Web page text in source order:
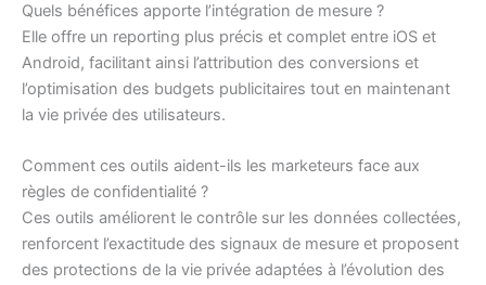
Quels bénéfices apporte l’intégration de mesure ?
Elle offre un reporting plus précis et complet entre iOS et
Android, facilitant ainsi l’attribution des conversions et
l’optimisation des budgets publicitaires tout en maintenant
la vie privée des utilisateurs.
Comment ces outils aident-ils les marketeurs face aux
règles de confidentialité ?
Ces outils améliorent le contrôle sur les données collectées,
renforcent l’exactitude des signaux de mesure et proposent
des protections de la vie privée adaptées à l’évolution des